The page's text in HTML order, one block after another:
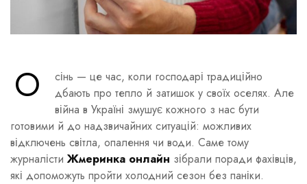
О
сінь — це час, коли господарі традиційно
дбають про тепло й затишок у своїх оселях. Але
війна в Україні змушує кожного з нас бути
готовими й до надзвичайних ситуацій: можливих
відключень світла, опалення чи води. Саме тому
журналісти Жмеринка онлайн зібрали поради фахівців,
які допоможуть пройти холодний сезон без паніки.